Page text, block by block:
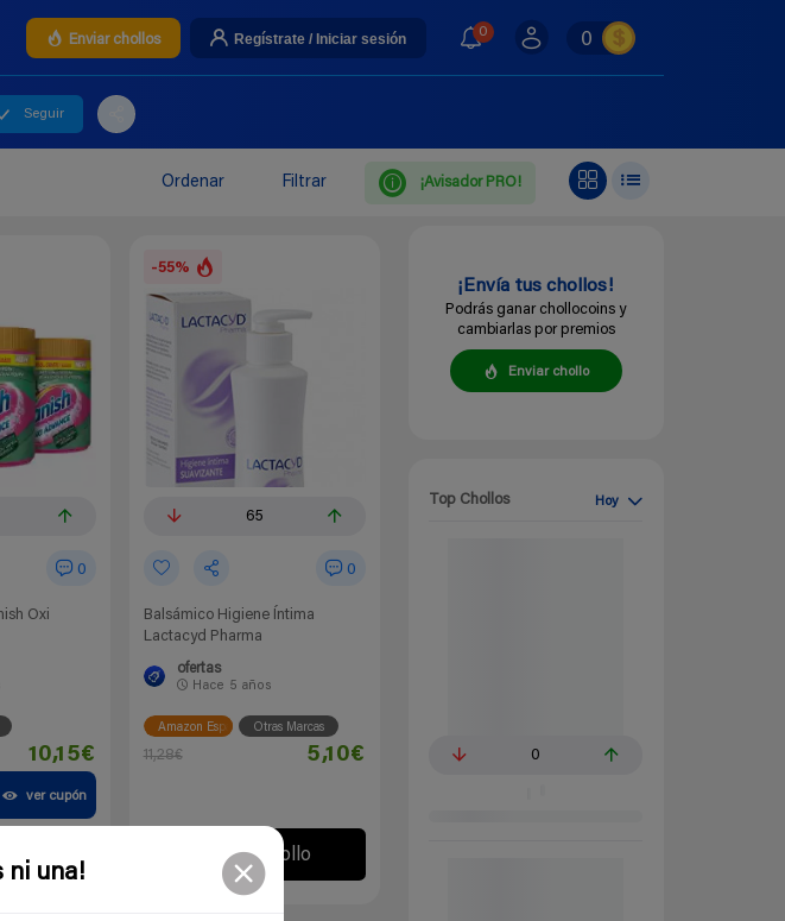
ni una!
Enviar chollos Regístrate / Iniciar sesión 0 0
Seguir
Ordenar Filtrar ¡Avisador PRO!
0
Oxi
10,15€
ver cupón
-55%
65
0
Balsámico Higiene Íntima
Lactacyd Pharma
ofertas
Hace 5 años
Amazon España Otras Marcas
11,28€ 5,10€
Ir al chollo
¡Envía tus chollos!
Podrás ganar chollocoins y
cambiarlas por premios
Enviar chollo
Top Chollos Hoy
0